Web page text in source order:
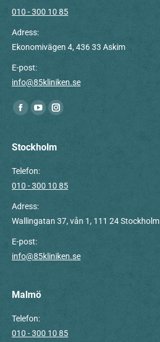
010 - 300 10 85
Adress:
Ekonomivägen 4, 436 33 Askim
E-post:
info@85kliniken.se
Du hittar oss på:
Facebook
opens
new
window
YouTube
opens
new
window
Instagram
opens
window
Stockholm
Telefon:
010 - 300 10 85
Adress:
Wallingatan 37, vån 1, 111 24 Stockholm
E-post:
info@85kliniken.se
Malmö
Telefon:
010 - 300 10 85